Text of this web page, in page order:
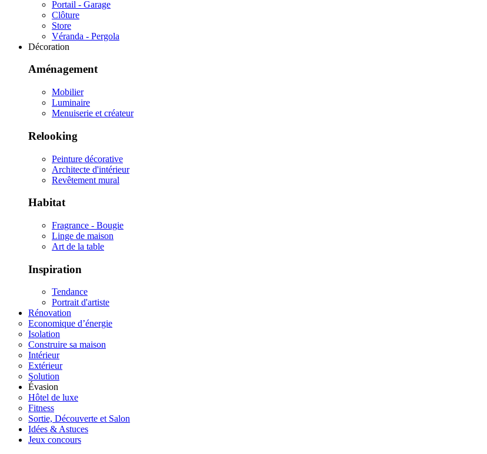
Portail - Garage
Clôture
Store
Véranda - Pergola
Décoration
Aménagement
Mobilier
Luminaire
Menuiserie et créateur
Relooking
Peinture décorative
Architecte d'intérieur
Revêtement mural
Habitat
Fragrance - Bougie
Linge de maison
Art de la table
Inspiration
Tendance
Portrait d'artiste
Rénovation
Economique d’énergie
Isolation
Construire sa maison
Intérieur
Extérieur
Solution
Évasion
Hôtel de luxe
Fitness
Sortie, Découverte et Salon
Idées & Astuces
Jeux concours